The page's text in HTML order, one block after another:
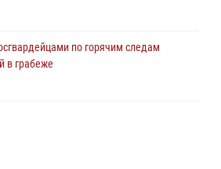
по горячим следам
в грабеже